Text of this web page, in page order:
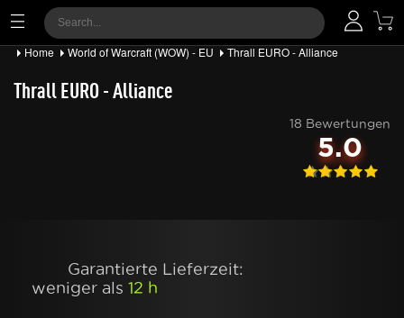
Home World of Warcraft (WOW) - EU Thrall EURO - Alliance
Thrall EURO - Alliance
18 Bewertungen
5.0
Garantierte Lieferzeit:
weniger als 12 h